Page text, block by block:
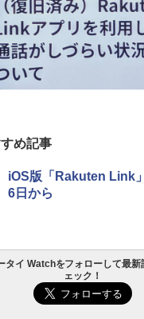
め記事
iOS版「Rakuten Link
6日から
タイ Watchをフォローして最新
ェック！